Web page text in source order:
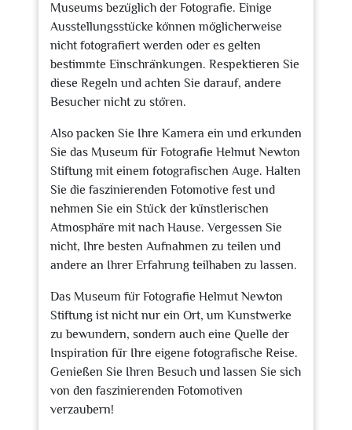
Museums bezüglich der Fotografie. Einige
Ausstellungsstücke können möglicherweise
nicht fotografiert werden oder es gelten
bestimmte Einschränkungen. Respektieren Sie
diese Regeln und achten Sie darauf, andere
Besucher nicht zu stören.
Also packen Sie Ihre Kamera ein und erkunden
Sie das Museum für Fotografie Helmut Newton
Stiftung mit einem fotografischen Auge. Halten
Sie die faszinierenden Fotomotive fest und
nehmen Sie ein Stück der künstlerischen
Atmosphäre mit nach Hause. Vergessen Sie
nicht, Ihre besten Aufnahmen zu teilen und
andere an Ihrer Erfahrung teilhaben zu lassen.
Das Museum für Fotografie Helmut Newton
Stiftung ist nicht nur ein Ort, um Kunstwerke
zu bewundern, sondern auch eine Quelle der
Inspiration für Ihre eigene fotografische Reise.
Genießen Sie Ihren Besuch und lassen Sie sich
von den faszinierenden Fotomotiven
verzaubern!